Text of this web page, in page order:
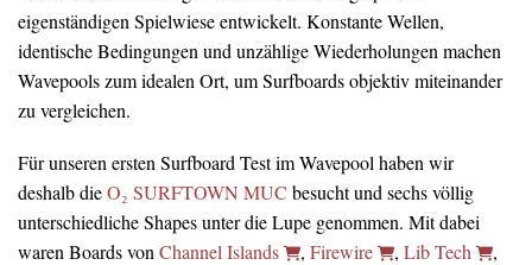
eigenständigen Spielwiese entwickelt. Konstante Wellen,
identische Bedingungen und unzählige Wiederholungen machen
Wavepools zum idealen Ort, um Surfboards objektiv miteinander
zu vergleichen.
Für unseren ersten Surfboard Test im Wavepool haben wir
deshalb dieO₂ SURFTOWN MUC besucht und sechs völlig
unterschiedliche Shapes unter die Lupe genommen. Mit dabei
waren Boards von Channel Islands , Firewire , Lib Tech
,